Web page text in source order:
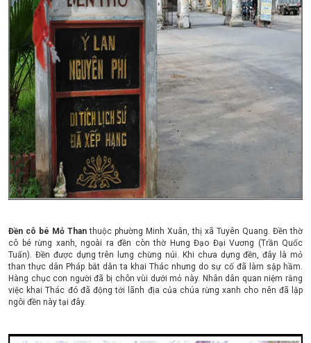
Đền cô bé Mỏ Thanthuộc phường Minh Xuân, thị xã Tuyên Quang. Đền thờ
cô bé rừng xanh, ngoài ra đền còn thờ Hưng Đạo Đại Vương (Trần Quốc
Tuấn). Đền được dựng trên lưng chừng núi. Khi chưa dựng đền, đây là mỏ
than thực dân Pháp bắt dân ta khai Thác nhưng do sự cố đã làm sập hầm.
Hàng chục con người đã bị chôn vùi dưới mỏ này. Nhân dân quan niệm rằng
việc khai Thác đó đã động tới lãnh địa của chúa rừng xanh cho nên đã lập
ngôi đền này tại đây.